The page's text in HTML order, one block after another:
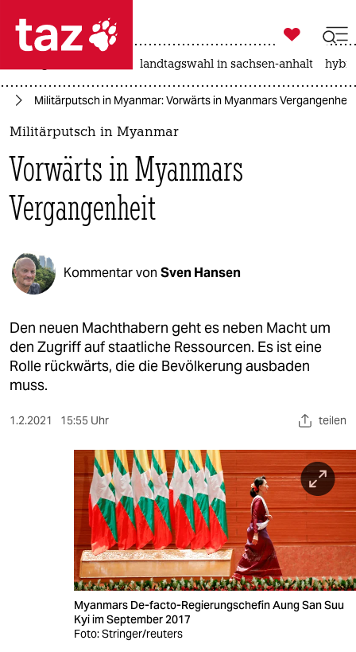
 taz zahl ich
taz zahl ich
themen
politik
öko
gesellschaft
kultur
sport
berlin
nord
wahrheit
veranstaltungen
fragen & hilfe
unterstützen

taz zahl ich
landtagswahl in sachsen-anhalt
Militärputsch in Myanmar: Vorwärts in Myanmars Vergangenheit
Militärputsch in Myanmar
Vorwärts in Myanmars
Vergangenheit
Kommentar von Sven Hansen
Den neuen Machthabern geht es neben Macht um
den Zugriff auf staatliche Ressourcen. Es ist eine
Rolle rückwärts, die die Bevölkerung ausbaden
muss.
1.2.2021 15:55 Uhr teilen
Myanmars De-facto-Regierungschefin Aung San Suu
Kyi im September 2017
Foto: Stringer/reuters